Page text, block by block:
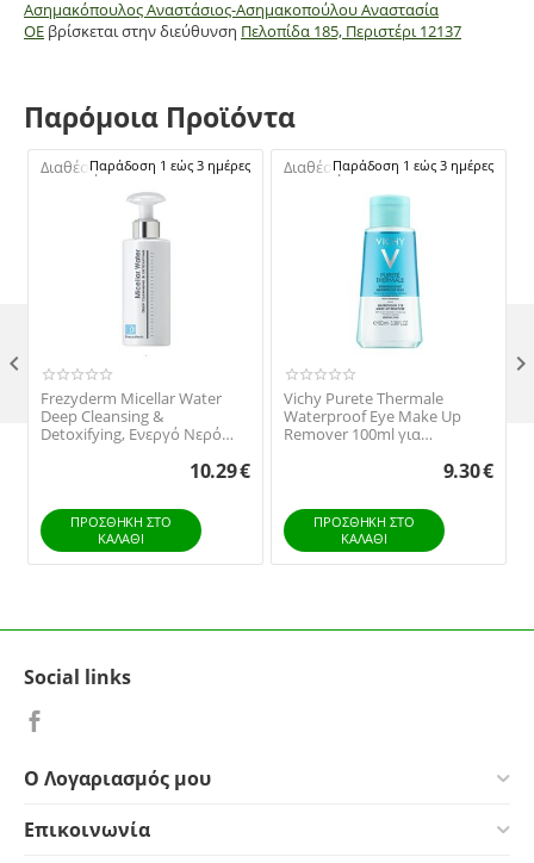
Ασημακόπουλος Αναστάσιος-Ασημακοπούλου Αναστασία
ΟΕ βρίσκεται στην διεύθυνση Πελοπίδα 185, Περιστέρι 12137
Παρόμοια Προϊόντα
Διαθέσιμο:Παράδοση 1 εώς 3 ημέρες
Frezyderm Micellar Water
Deep Cleansing &
Detoxifying, Ενεργό Νερό
10.29€
ΠΡΟΣΘΉΚΗ ΣΤΟ
ΚΑΛΆΘΙ
Διαθέσιμο:Παράδοση 1 εώς 3 ημέρες
Vichy Purete Thermale
Waterproof Eye Make Up
Remover 100ml για
9.30€
ΠΡΟΣΘΉΚΗ ΣΤΟ
ΚΑΛΆΘΙ
 
Social links
Ο Λογαριασμός μου
Επικοινωνία